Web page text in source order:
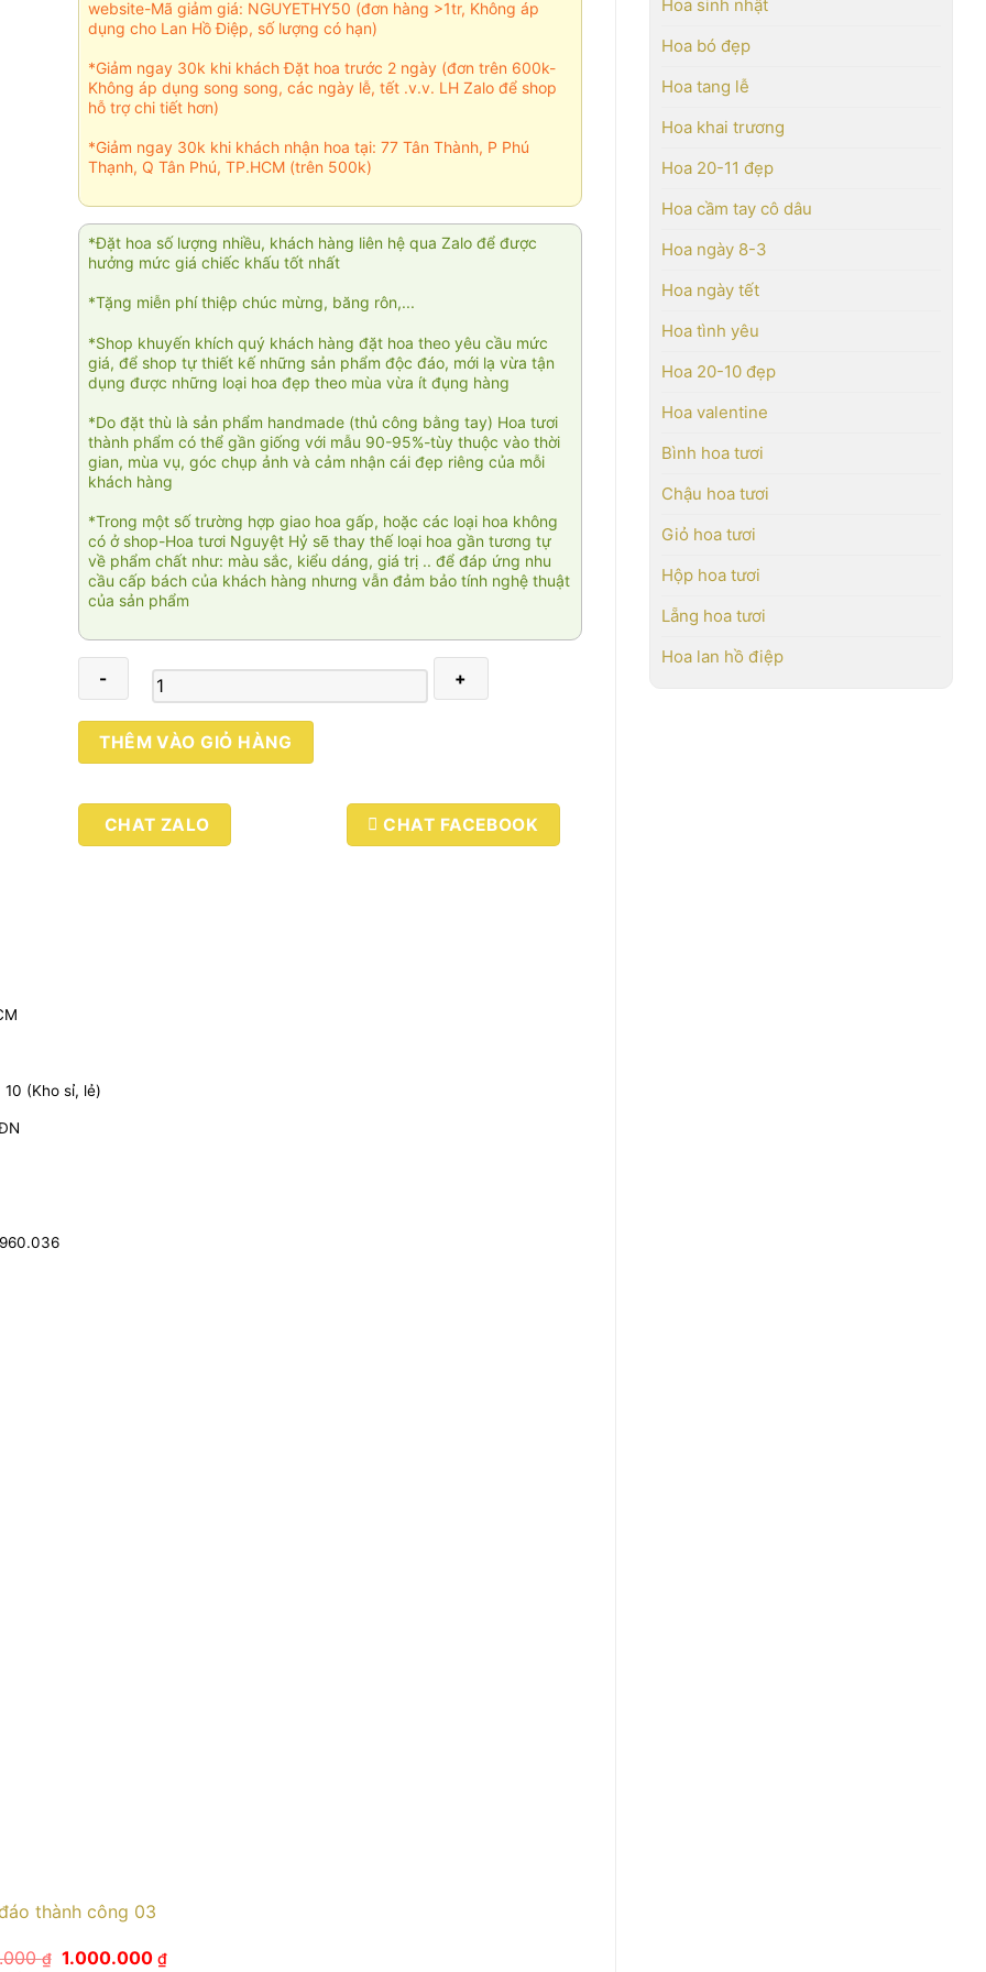
Hoa sinh nhật
Hoa bó đẹp
Hoa tang lễ
Hoa khai trương
Hoa 20-11 đẹp
Hoa cầm tay cô dâu
Hoa ngày 8-3
Hoa ngày tết
Hoa tình yêu
Hoa 20-10 đẹp
Hoa valentine
Bình hoa tươi
Chậu hoa tươi
Giỏ hoa tươi
Hộp hoa tươi
Lẵng hoa tươi
Hoa lan hồ điệp
website-Mã giảm giá: NGUYETHY50 (đơn hàng >1tr, Không áp
dụng cho Lan Hồ Điệp, số lượng có hạn)
*Giảm ngay 30k khi khách Đặt hoa trước 2 ngày (đơn trên 600k-
Không áp dụng song song, các ngày lễ, tết .v.v. LH Zalo để shop
hỗ trợ chi tiết hơn)
*Giảm ngay 30k khi khách nhận hoa tại: 77 Tân Thành, P Phú
Thạnh, Q Tân Phú, TP.HCM (trên 500k)
*Đặt hoa số lượng nhiều, khách hàng liên hệ qua Zalo để được
hưởng mức giá chiếc khấu tốt nhất
*Tặng miễn phí thiệp chúc mừng, băng rôn,...
*Shop khuyến khích quý khách hàng đặt hoa theo yêu cầu mức
giá, để shop tự thiết kế những sản phẩm độc đáo, mới lạ vừa tận
dụng được những loại hoa đẹp theo mùa vừa ít đụng hàng
*Do đặt thù là sản phẩm handmade (thủ công bằng tay) Hoa tươi
thành phẩm có thể gần giống với mẫu 90-95%-tùy thuộc vào thời
gian, mùa vụ, góc chụp ảnh và cảm nhận cái đẹp riêng của mỗi
khách hàng
*Trong một số trường hợp giao hoa gấp, hoặc các loại hoa không
có ở shop-Hoa tươi Nguyệt Hỷ sẽ thay thế loại hoa gần tương tự
về phẩm chất như: màu sắc, kiểu dáng, giá trị .. để đáp ứng nhu
cầu cấp bách của khách hàng nhưng vẫn đảm bảo tính nghệ thuật
của sản phẩm
Thiên
niên
lộc
THÊM VÀO GIỎ HÀNG
CHAT ZALO CHAT FACEBOOK
(Kho sỉ, lẻ)
thành công 03
₫ Giá
1.000.000₫Giá